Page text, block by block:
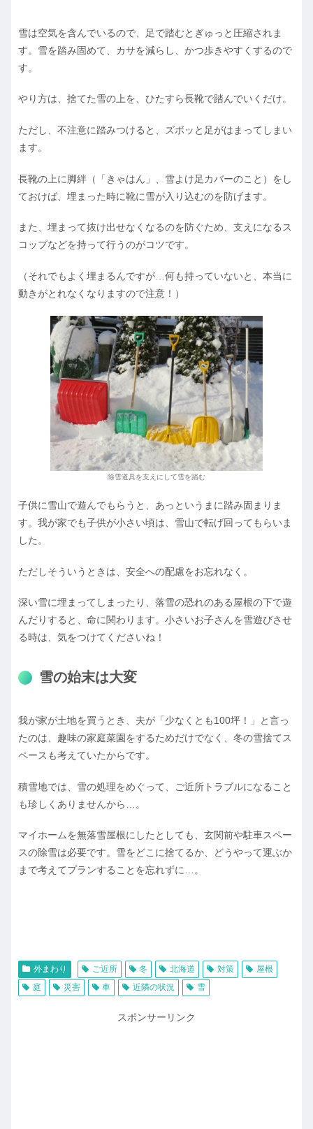
雪は空気を含んでいるので、足で踏むとぎゅっと圧縮されま
す。雪を踏み固めて、カサを減らし、かつ歩きやすくするので
す。
やり方は、捨てた雪の上を、ひたすら長靴で踏んでいくだけ。
ただし、不注意に踏みつけると、ズボッと足がはまってしまい
ます。
長靴の上に脚絆（「きゃはん」、雪よけ足カバーのこと）をし
ておけば、埋まった時に靴に雪が入り込むのを防げます。
また、埋まって抜け出せなくなるのを防ぐため、支えになるス
コップなどを持って行うのがコツです。
（それでもよく埋まるんですが…何も持っていないと、本当に
動きがとれなくなりますので注意！）
除雪道具を支えにして雪を踏む
子供に雪山で遊んでもらうと、あっというまに踏み固まりま
す。我が家でも子供が小さい頃は、雪山で転げ回ってもらいま
した。
ただしそういうときは、安全への配慮をお忘れなく。
深い雪に埋まってしまったり、落雪の恐れのある屋根の下で遊
んだりすると、命に関わります。小さいお子さんを雪遊びさせ
る時は、気をつけてくださいね！
雪の始末は大変
我が家が土地を買うとき、夫が「少なくとも100坪！」と言っ
たのは、趣味の家庭菜園をするためだけでなく、冬の雪捨てス
ペースも考えていたからです。
積雪地では、雪の処理をめぐって、ご近所トラブルになること
も珍しくありませんから…。
マイホームを無落雪屋根にしたとしても、玄関前や駐車スペー
スの除雪は必要です。雪をどこに捨てるか、どうやって運ぶか
まで考えてプランすることを忘れずに…。
外まわり ご近所 冬 北海道 対策
屋根
庭
災害 車 近隣の状況 雪
スポンサーリンク